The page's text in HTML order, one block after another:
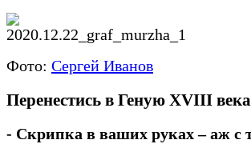
Фото: Сергей Иванов
Перенестись в Геную XVIII века
- Скрипка в ваших руках – аж с